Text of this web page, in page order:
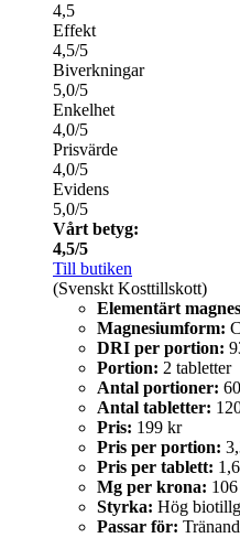
4,5
Effekt
4,5/5
Biverkningar
5,0/5
Enkelhet
4,0/5
Prisvärde
4,0/5
Evidens
5,0/5
Vårt betyg:
4,5/5
Till butiken
(Svenskt Kosttillskott)
Elementärt
Magnesiumform:
DRI per portion:
Portion: 2 tabletter
Antal portioner:
Antal tabletter:
Pris: 199 kr
Pris per portion:
Pris per tablett:
Mg per krona:
Styrka: Hög
Passar för: